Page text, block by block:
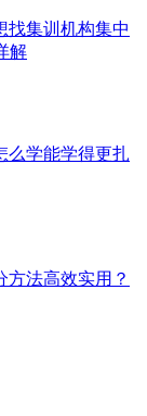
找集训机构集中
解
么学能学得更扎
法高效实用？